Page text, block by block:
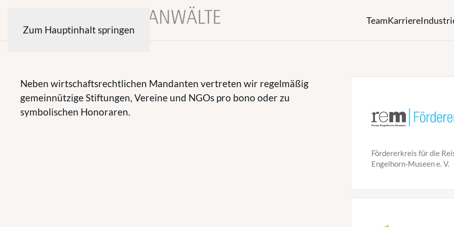
Zum Hauptinhalt springen
TeamKarriere
Neben wirtschaftsrechtlichen Mandanten vertreten wir regelmäßig
gemeinnützige Stiftungen, Vereine und NGOs pro bono oder zu
symbolischen Honoraren.
Fördererkreis für die
Engelhorn-Museen e. V.